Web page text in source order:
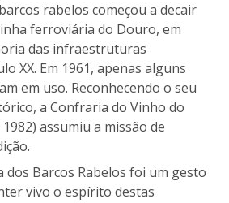
rabelos começou a decair
ferroviária do Douro, em
das infraestruturas
XX. Em 1961, apenas alguns
em uso. Reconhecendo o seu
a Confraria do Vinho do
assumiu a missão de
dos Barcos Rabelos foi um gesto
vivo o espírito destas